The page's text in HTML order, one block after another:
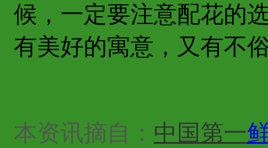
候，一定要注意配花的
有美好的寓意，又有不
本资讯摘自： 中国第一